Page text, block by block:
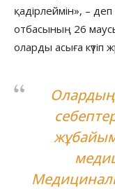
қадірлеймін», –
отбасының 26
оларды асыға күтіп